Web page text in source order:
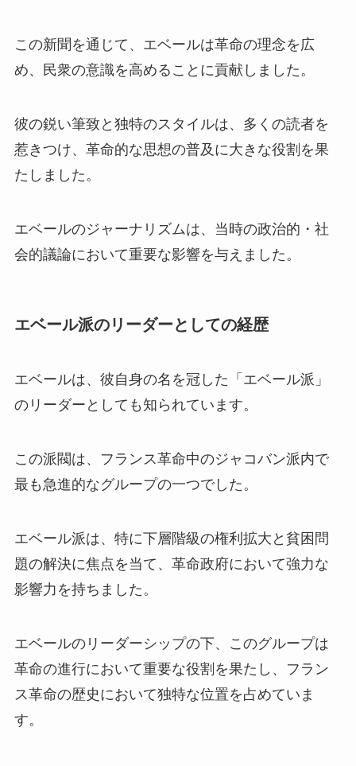
この新聞を通じて、エベールは革命の理念を広
め、民衆の意識を高めることに貢献しました。
彼の鋭い筆致と独特のスタイルは、多くの読者を
惹きつけ、革命的な思想の普及に大きな役割を果
たしました。
エベールのジャーナリズムは、当時の政治的・社
会的議論において重要な影響を与えました。
エベール派のリーダーとしての経歴
エベールは、彼自身の名を冠した「エベール派」
のリーダーとしても知られています。
この派閥は、フランス革命中のジャコバン派内で
最も急進的なグループの一つでした。
エベール派は、特に下層階級の権利拡大と貧困問
題の解決に焦点を当て、革命政府において強力な
影響力を持ちました。
エベールのリーダーシップの下、このグループは
革命の進行において重要な役割を果たし、フラン
ス革命の歴史において独特な位置を占めていま
す。